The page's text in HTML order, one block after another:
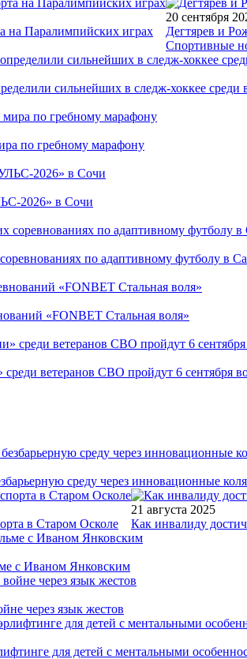
на Паралимпийских играх
20 сентября
Дегтярев и
Спортивные
сильнейших в следж-хоккее среди
по гребному марафону
2026» в Сочи
по адаптивному футболу в
«FONBET Стальная воля»
ветеранов СВО пройдут 6 сентября
среду через инновационные
в Старом Осколе
21 августа 2025
Как инвалиду
с Иваном Янковским
через язык жестов
для детей с ментальными